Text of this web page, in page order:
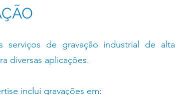
serviços de gravação industrial de alta
diversas aplicações.
inclui gravações em: